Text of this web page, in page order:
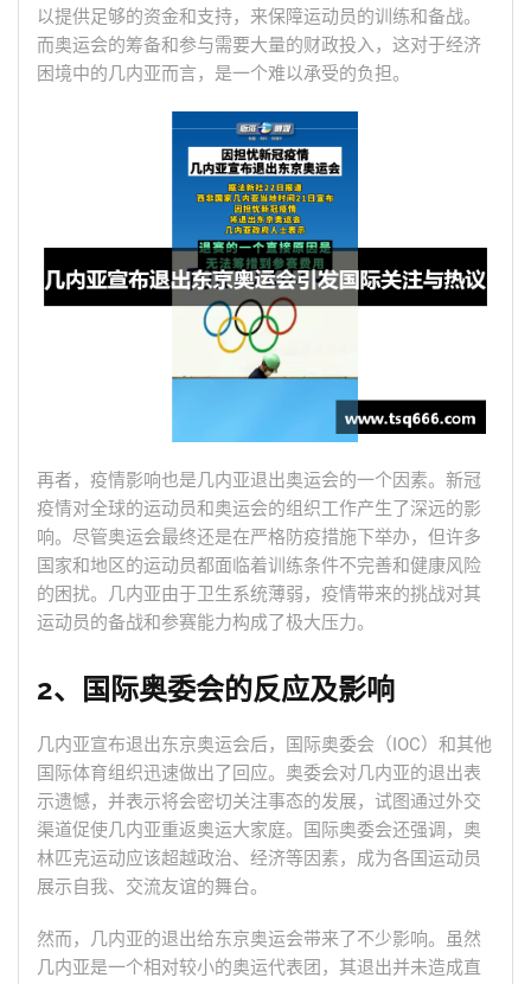
以提供足够的资金和支持，来保障运动员的训练和备战。
而奥运会的筹备和参与需要大量的财政投入，这对于经济
困境中的几内亚而言，是一个难以承受的负担。
再者，疫情影响也是几内亚退出奥运会的一个因素。新冠
疫情对全球的运动员和奥运会的组织工作产生了深远的影
响。尽管奥运会最终还是在严格防疫措施下举办，但许多
国家和地区的运动员都面临着训练条件不完善和健康风险
的困扰。几内亚由于卫生系统薄弱，疫情带来的挑战对其
运动员的备战和参赛能力构成了极大压力。
2、国际奥委会的反应及影响
几内亚宣布退出东京奥运会后，国际奥委会（IOC）和其他
国际体育组织迅速做出了回应。奥委会对几内亚的退出表
示遗憾，并表示将会密切关注事态的发展，试图通过外交
渠道促使几内亚重返奥运大家庭。国际奥委会还强调，奥
林匹克运动应该超越政治、经济等因素，成为各国运动员
展示自我、交流友谊的舞台。
然而，几内亚的退出给东京奥运会带来了不少影响。虽然
几内亚是一个相对较小的奥运代表团，其退出并未造成直